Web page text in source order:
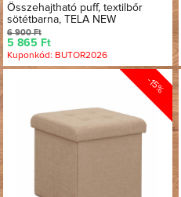
Összehajtható puff, textilbőr
sötétbarna, TELA NEW
6 900 Ft
5 865 Ft
Kuponkód: BUTOR2026
-15%